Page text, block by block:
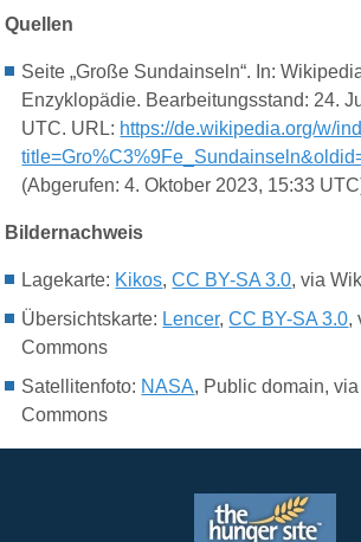
Quellen
Seite „Große Sundainseln“. In:
Enzyklopädie. Bearbeitungsstand: 24.
UTC. URL: https://de.wikipedia.org/w/
(Abgerufen: 4. Oktober 2023, 15:33
Bildernachweis
Lagekarte: Kikos,CC BY-SA 3.0, via
Übersichtskarte: Lencer,CC BY-SA 3.0,
Commons
Satellitenfoto: NASA, Public domain,
Commons